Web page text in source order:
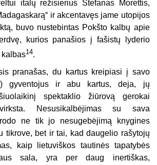
italų režisierius Stefanas Morettis,
ir akcentavęs jame utopijos
buvo nustebintas Pokšto kalbų apie
kurios panašios į fašistų lyderio
kalbas14.
pranašas, du kartus kreipiasi į savo
gyventojus ir abu kartus, deja, jų
spektaklio žiūrovą gerokai
Nesusikalbėjimas su sava
ne tik jo nesugebėjimą knygines
tikrove, bet ir tai, kad daugelio rašytojų
kaip lietuviškos tautinės tapatybės
sala, yra per daug inertiškas,